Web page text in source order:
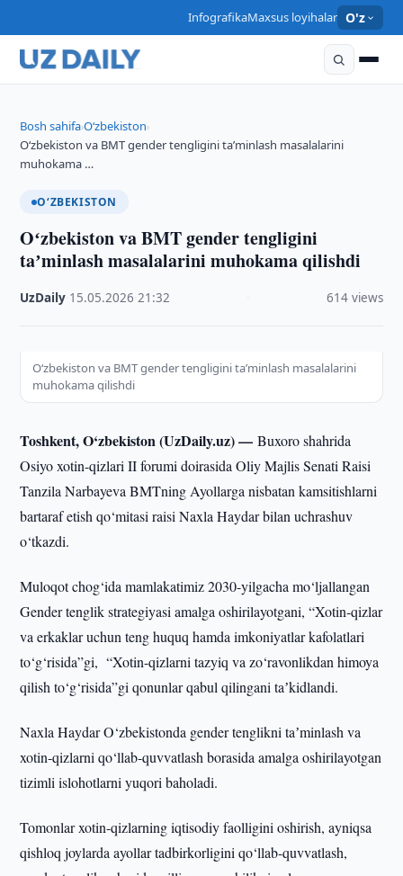
InfografikaMaxsus loyihalar O'z
Bosh sahifa›O‘zbekiston›
Oʻzbekiston va BMT gender tengligini taʼminlash masalalarini
muhokama …
O‘ZBEKISTON
Oʻzbekiston va BMT gender tengligini
taʼminlash masalalarini muhokama qilishdi
UzDaily 15.05.2026 ·21:32 614 views
Oʻzbekiston va BMT gender tengligini taʼminlash masalalarini
muhokama qilishdi
Toshkent, O‘zbekiston (UzDaily.uz) —Buxoro shahrida
Osiyo xotin-qizlari II forumi doirasida Oliy Majlis Senati Raisi
Tanzila Narbayeva BMTning Ayollarga nisbatan kamsitishlarni
bartaraf etish qo‘mitasi raisi Naxla Haydar bilan uchrashuv
o‘tkazdi.
Muloqot chog‘ida mamlakatimiz 2030-yilgacha mo‘ljallangan
Gender tenglik strategiyasi amalga oshirilayotgani, “Xotin-qizlar
va erkaklar uchun teng huquq hamda imkoniyatlar kafolatlari
to‘g‘risida”gi, “Xotin-qizlarni tazyiq va zo‘ravonlikdan himoya
qilish to‘g‘risida”gi qonunlar qabul qilingani taʼkidlandi.
Naxla Haydar O‘zbekistonda gender tenglikni taʼminlash va
xotin-qizlarni qo‘llab-quvvatlash borasida amalga oshirilayotgan
tizimli islohotlarni yuqori baholadi.
Tomonlar xotin-qizlarning iqtisodiy faolligini oshirish, ayniqsa
qishloq joylarda ayollar tadbirkorligini qo‘llab-quvvatlash,